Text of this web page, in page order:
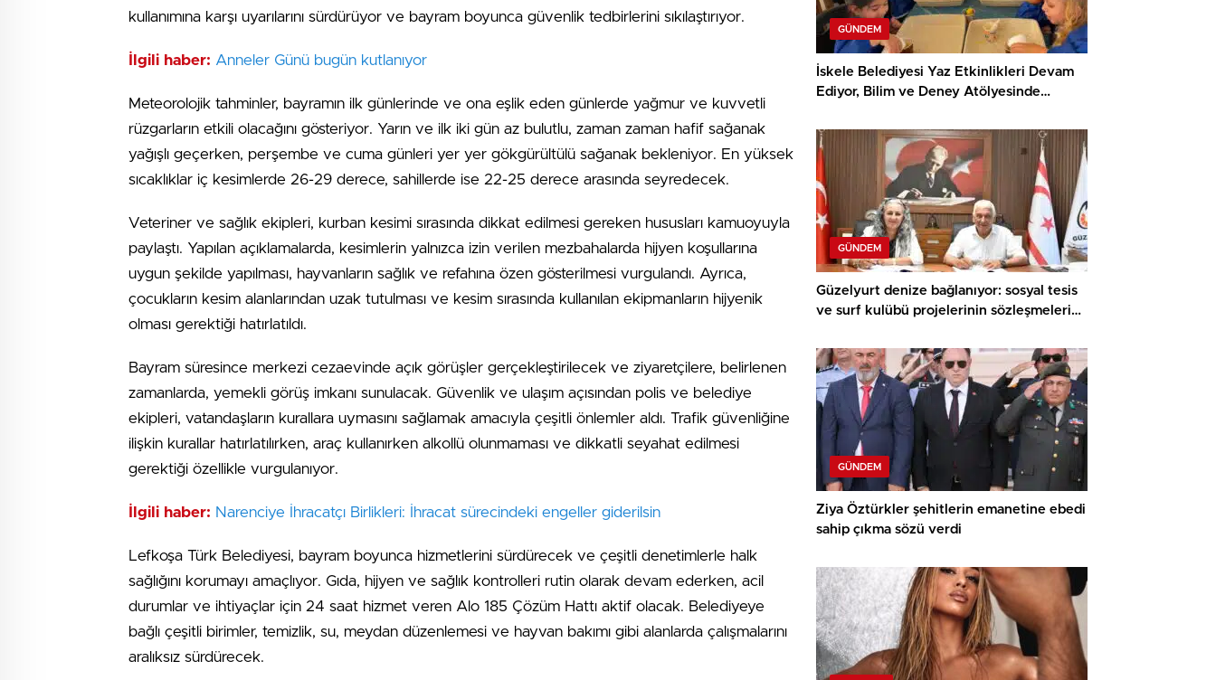
kullanımına karşı uyarılarını sürdürüyor ve bayram boyunca güvenlik tedbirlerini sıkılaştırıyor.
İlgili haber: Anneler Günü bugün kutlanıyor
Meteorolojik tahminler, bayramın ilk günlerinde ve ona eşlik eden günlerde yağmur ve kuvvetli
rüzgarların etkili olacağını gösteriyor. Yarın ve ilk iki gün az bulutlu, zaman zaman hafif sağanak
yağışlı geçerken, perşembe ve cuma günleri yer yer gökgürültülü sağanak bekleniyor. En yüksek
sıcaklıklar iç kesimlerde 26-29 derece, sahillerde ise 22-25 derece arasında seyredecek.
Veteriner ve sağlık ekipleri, kurban kesimi sırasında dikkat edilmesi gereken hususları kamuoyuyla
paylaştı. Yapılan açıklamalarda, kesimlerin yalnızca izin verilen mezbahalarda hijyen koşullarına
uygun şekilde yapılması, hayvanların sağlık ve refahına özen gösterilmesi vurgulandı. Ayrıca,
çocukların kesim alanlarından uzak tutulması ve kesim sırasında kullanılan ekipmanların hijyenik
olması gerektiği hatırlatıldı.
Bayram süresince merkezi cezaevinde açık görüşler gerçekleştirilecek ve ziyaretçilere, belirlenen
zamanlarda, yemekli görüş imkanı sunulacak. Güvenlik ve ulaşım açısından polis ve belediye
ekipleri, vatandaşların kurallara uymasını sağlamak amacıyla çeşitli önlemler aldı. Trafik güvenliğine
ilişkin kurallar hatırlatılırken, araç kullanırken alkollü olunmaması ve dikkatli seyahat edilmesi
gerektiği özellikle vurgulanıyor.
İlgili haber: Narenciye İhracatçı Birlikleri: İhracat sürecindeki engeller giderilsin
Lefkoşa Türk Belediyesi, bayram boyunca hizmetlerini sürdürecek ve çeşitli denetimlerle halk
sağlığını korumayı amaçlıyor. Gıda, hijyen ve sağlık kontrolleri rutin olarak devam ederken, acil
durumlar ve ihtiyaçlar için 24 saat hizmet veren Alo 185 Çözüm Hattı aktif olacak. Belediyeye
bağlı çeşitli birimler, temizlik, su, meydan düzenlemesi ve hayvan bakımı gibi alanlarda çalışmalarını
aralıksız sürdürecek.
GÜNDEM
İskele Belediyesi Yaz Etkinlikleri Devam
Ediyor, Bilim ve Deney Atölyesinde
GÜNDEM
Güzelyurt denize bağlanıyor: sosyal tesis
ve surf kulübü projelerinin sözleşmeleri
GÜNDEM
Ziya Öztürkler şehitlerin emanetine ebedi
sahip çıkma sözü verdi